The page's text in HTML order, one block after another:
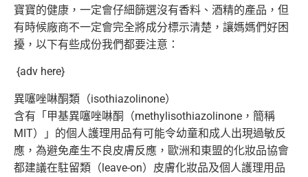
寶寶的健康，一定會仔細篩選沒有香料、酒精的產品，但
有時候廠商不一定會完全將成分標示清楚，讓媽媽們好困
擾，以下有些成份我們都要注意：
{adv here}
異噻唑啉酮類（isothiazolinone）
含有「甲基異噻唑啉酮（methylisothiazolinone，簡稱
MIT）」的個人護理用品有可能令幼童和成人出現過敏反
應，為避免產生不良皮膚反應，歐洲和東盟的化妝品協會
都建議在駐留類（leave-on）皮膚化妝品及個人護理用品